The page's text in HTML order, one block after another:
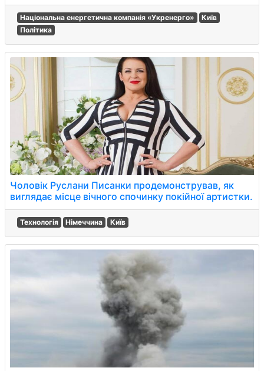
Національна енергетична компанія «Укренерго»
Київ
Політика
Чоловік Руслани Писанки продемонстрував, як
виглядає місце вічного спочинку покійної артистки.
Технологія Німеччина Київ